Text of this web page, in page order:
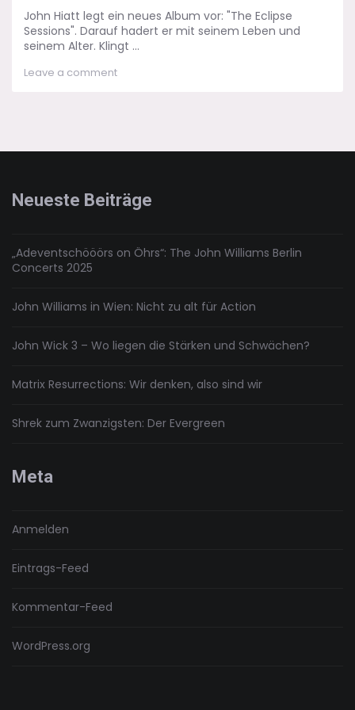
John Hiatt legt ein neues Album vor: "The Eclipse
Sessions". Darauf hadert er mit seinem Leben und
seinem Alter. Klingt ...
Leave a commenton
zurück
Neueste Beiträge
„Adeventschööörs on Öhrs“: The John Williams Berlin
Concerts 2025
John Williams in Wien: Nicht zu alt für Action
John Wick 3 – Wo liegen die Stärken und Schwächen?
Matrix Resurrections: Wir denken, also sind wir
Shrek zum Zwanzigsten: Der Evergreen
Meta
Anmelden
Eintrags-Feed
Kommentar-Feed
WordPress.org